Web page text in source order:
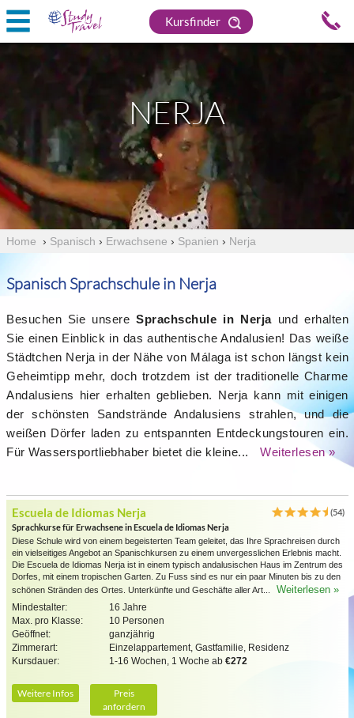
Kursfinder
NERJA
Home › Spanisch › Erwachsene › Spanien › Nerja
Spanisch Sprachschule in Nerja
Besuchen Sie unsereSprachschule in Nerjaund erhalten
Sie einen Einblick in das authentische Andalusien! Das weiße
Städtchen Nerja in der Nähe von Málaga ist schon längst kein
Geheimtipp mehr, doch trotzdem ist der traditionelle Charme
Andalusiens hier erhalten geblieben. Nerja kann mit einigen
der schönsten Sandstrände Andalusiens strahlen, und die
weißen Dörfer laden zu entspannten Entdeckungstouren ein.
Für Wassersportliebhaber bietet die kleine...
Weiterlesen »
Escuela de Idiomas Nerja
(54)
Sprachkurse für Erwachsene in Escuela de Idiomas Nerja
Diese Schule wird von einem begeisterten Team geleitet, das Ihre Sprachreisen durch
ein vielseitiges Angebot an Spanischkursen zu einem unvergesslichen Erlebnis macht.
Die Escuela de Idiomas Nerja ist in einem typisch andalusischen Haus im Zentrum des
Dorfes, mit einem tropischen Garten. Zu Fuss sind es nur ein paar Minuten bis zu den
schönen Stränden des Ortes. Unterkünfte und Geschäfte aller Art...
Weiterlesen »
Mindestalter:
16 Jahre
Max. pro Klasse:
10 Personen
Geöffnet:
ganzjährig
Zimmerart:
Einzelappartement, Gastfamilie, Residenz
Kursdauer:
1-16 Wochen, 1 Woche ab €272
Weitere Infos
Preis
anfordern